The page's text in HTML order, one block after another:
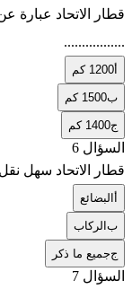
قطار الاتحاد عبارة
.................
1200 كم
ب1500 كم
ج1400 كم
السؤال 6
قطار الاتحاد سهل
البضائع
بالركاب
ججميع ما ذكر
السؤال 7